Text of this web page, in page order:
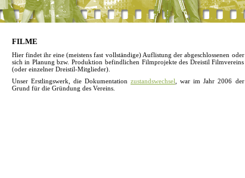
FILME
Hier findet ihr eine (meistens fast vollständige) Auflistung der abgeschlossenen oder
sich in Planung bzw. Produktion befindlichen Filmprojekte des Dreistil Filmvereins
(oder einzelner Dreistil-Mitglieder).
Unser Erstlingswerk, die Dokumentation zustandswechsel , war im Jahr 2006 der
Grund für die Gründung des Vereins.